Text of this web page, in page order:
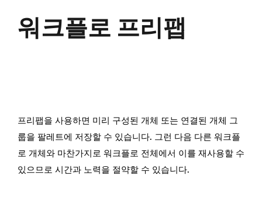
워크플로 프리팹
프리팹을 사용하면 미리 구성된 개체 또는 연결된 개체 그
룹을 팔레트에 저장할 수 있습니다. 그런 다음 다른 워크플
로 개체와 마찬가지로 워크플로 전체에서 이를 재사용할 수
있으므로 시간과 노력을 절약할 수 있습니다.